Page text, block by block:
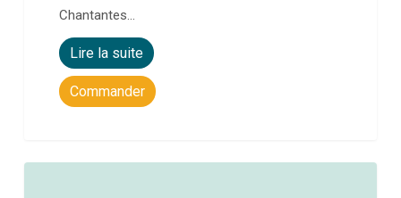
Chantantes…
Lire la suite
Commander